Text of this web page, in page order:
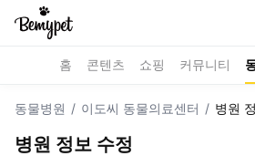
홈 콘텐츠 쇼핑 커뮤니티
동물병원 / 이도씨 동물의료센터 / 병원
병원 정보 수정